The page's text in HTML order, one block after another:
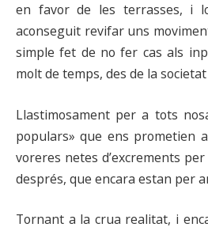
en favor de les terrasses, i
aconseguit revifar uns
simple fet de no fer cas als
molt de temps, des de la
Llastimosament per a tots
populars» que ens prometien
voreres netes d’excrements
després, que encara estan per
Tornant a la crua realitat, i